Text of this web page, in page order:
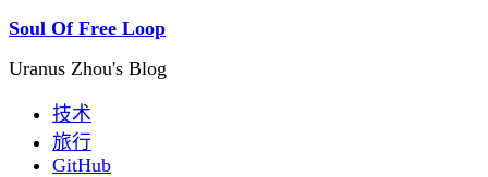
Soul Of Free Loop
Uranus Zhou's Blog
技术
旅行
GitHub